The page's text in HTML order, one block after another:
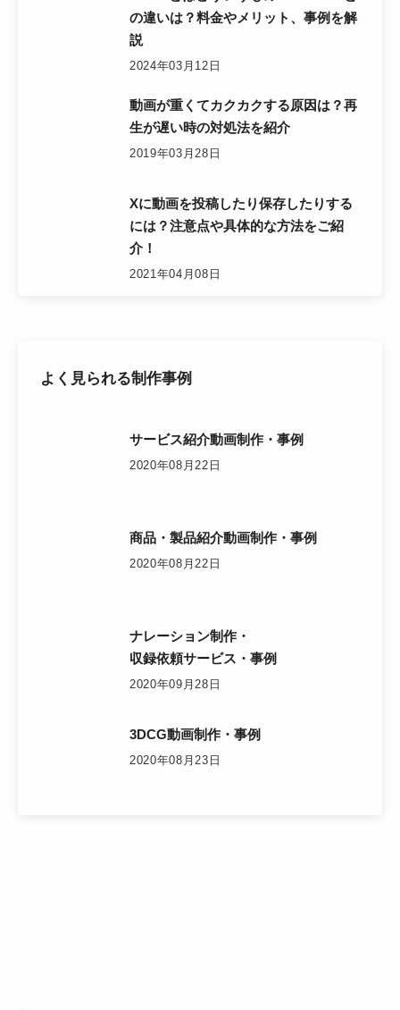
の違いは？料金やメリット、事例を解
説
2024年03月12日
動画が重くてカクカクする原因は？再
生が遅い時の対処法を紹介
2019年03月28日
Xに動画を投稿したり保存したりする
には？注意点や具体的な方法をご紹
介！
2021年04月08日
よく見られる制作事例
サービス紹介動画制作・事例
2020年08月22日
商品・製品紹介動画制作・事例
2020年08月22日
ナレーション制作・
収録依頼サービス・事例
2020年09月28日
3DCG動画制作・事例
2020年08月23日